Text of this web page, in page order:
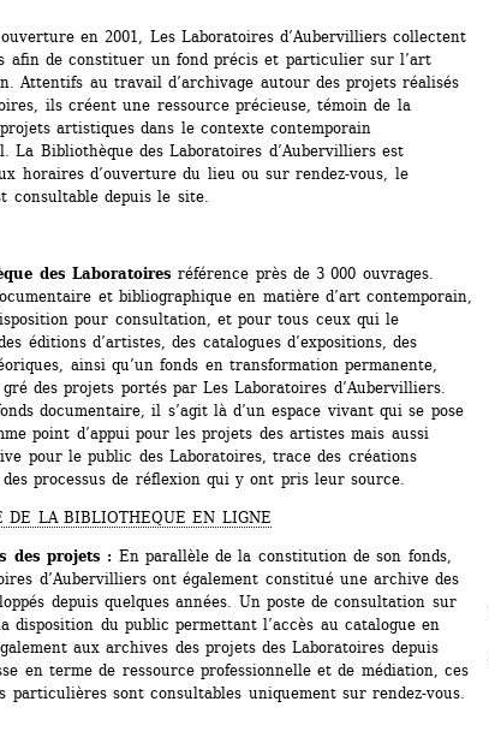
en 2001, Les Laboratoires d’Aubervilliers collectent
afin de constituer un fond précis et particulier sur l’art
Attentifs au travail d’archivage autour des projets réalisés
ils créent une ressource précieuse, témoin de la
artistiques dans le contexte contemporain
La Bibliothèque des Laboratoires d’Aubervilliers est
horaires d’ouverture du lieu ou sur rendez-vous, le
consultable depuis le site.
des Laboratoires référence près de 3 000 ouvrages.
et bibliographique en matière d’art contemporain,
pour consultation, et pour tous ceux qui le
éditions d’artistes, des catalogues d’expositions, des
ainsi qu’un fonds en transformation permanente,
des projets portés par Les Laboratoires d’Aubervilliers.
documentaire, il s’agit là d’un espace vivant qui se pose
point d’appui pour les projets des artistes mais aussi
pour le public des Laboratoires, trace des créations
des processus de réflexion qui y ont pris leur source.
DE LA BIBLIOTHEQUE EN LIGNE
des projets : En parallèle de la constitution de son fonds,
d’Aubervilliers ont également constitué une archive des
depuis quelques années. Un poste de consultation sur
disposition du public permettant l’accès au catalogue en
aux archives des projets des Laboratoires depuis
en terme de ressource professionnelle et de médiation, ces
particulières sont consultables uniquement sur rendez-vous.